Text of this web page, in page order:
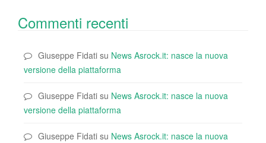
Commenti recenti
Giuseppe Fidati su News Asrock.it: nasce la nuova
versione della piattaforma
Giuseppe Fidati su News Asrock.it: nasce la nuova
versione della piattaforma
Giuseppe Fidati su News Asrock.it: nasce la nuova